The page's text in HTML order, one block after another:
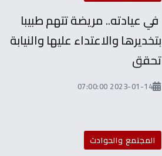
في عيادته.. مريضة تتهم طبيبا
بتخديرها والاعتداء عليها والنيابة
تحقق
2023-01-14 07:00:00
المجتمع والحوادث